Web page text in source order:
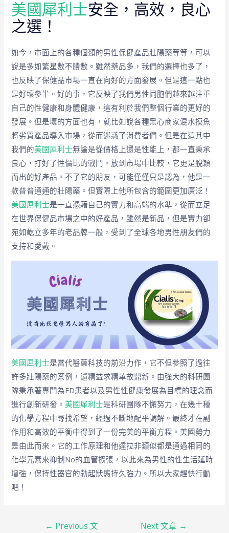
美國犀利士安全，高效，良心
之選！
如今，市面上的各種個類的男性保健產品壯陽藥等等，可以
說是多如繁星數不勝數。雖然藥品多，我們的選擇也多了，
也反映了保健品市場一直在向好的方面發展。但是這一點也
是好壞參半。好的事，它反映了我們男性同胞們越來越注重
自己的性健康和身體健康，這有利於我們整個行業的更好的
發展。但是壞的方面也有，就比如說各種黑心商家混水摸魚
將劣質產品導入市場，從而迷惑了消費者們。但是在這其中
我們的美國犀利士無論是從價格上還是性能上，都一直秉承
良心，打好了性價比的戰鬥。放到市場中比較，它更是脫穎
而出的好產品。不了它的朋友，可能僅僅只是認為，他是一
款普普通通的壯陽藥。但實際上他所包含的範圍更加廣泛！
美國犀利士是一直憑藉自己的實力和高端的水準，從而立足
在世界保健品市場之中的好產品，雖然是新品，但是實力卻
宛如屹立多年的老品牌一般，受到了全球各地男性朋友們的
支持和愛戴。
美國犀利士是當代醫藥科技的前沿力作，它不但參照了過往
許多壯陽藥的案例，還精益求精革故鼎新。由強大的科研團
隊秉承著專門為ED患者以及男性性健康發展為目標的理念而
進行創新研發。美國犀利士是科研團隊不懈努力，在幾十種
的化學方程中尋找希望，經過不斷地配平調解。最終才在副
作用和高效的平衡中得到了一份完美的平衡方程。美國勢力
是由此而來。它的工作原理和他達拉非類似都是通過相同的
化學元素來抑制No的血管擴張，以此來為男性的性生活延時
增強，保持性器官的勃起狀態持久強力。所以大家趕快行動
吧！
← Previous 文 Next 文章 →